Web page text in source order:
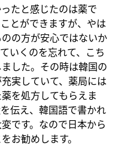
たと感じたのは薬で
とができますが、やは
の方が安心ではないか
いくのを忘れて、こち
した。その時は韓国の
実していて、薬局には
を処方してもらえま
伝え、韓国語で書かれ
です。なので日本から
お勧めします。